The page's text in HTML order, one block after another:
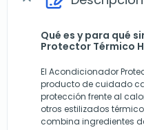
Qué es y para qué
Protector Térmico
El Acondicionador
producto de cuidado
protección frente al
otros estilizados
combina ingredientes